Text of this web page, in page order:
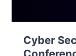
Cyber